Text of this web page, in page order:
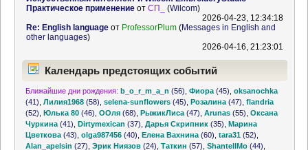
Практическое применениеот СП_ (Wilcom)
2026-04-23, 12:34:18
Re: English languageот ProfessorPlum(Messages in English and
other languages)
2026-04-16, 21:23:01
Календарь предстоящих событий
Ближайшие дни рождения: b_o_r_m_a_n (56) ,Фиора (45) ,oksanochka
(41) ,Лилия1968 (58) ,selena-sunflowers (45) ,Розалина (47) ,flandria
(52) ,Юлька 80 (46) ,ООля (68) ,РыжикЛиса (47) ,Arunas (55) ,Оксана
Чуркина (41) ,Dirtymexican (37) ,Дарья Скрипник (35) ,Марина
Цветкова (43) ,olga987456 (40) ,Елена Вахнина (60) ,tara31 (52)
Alan_apelsin (27) ,Эрик Ниязов (24) ,Таткин (57) ,ShantellMo (44)